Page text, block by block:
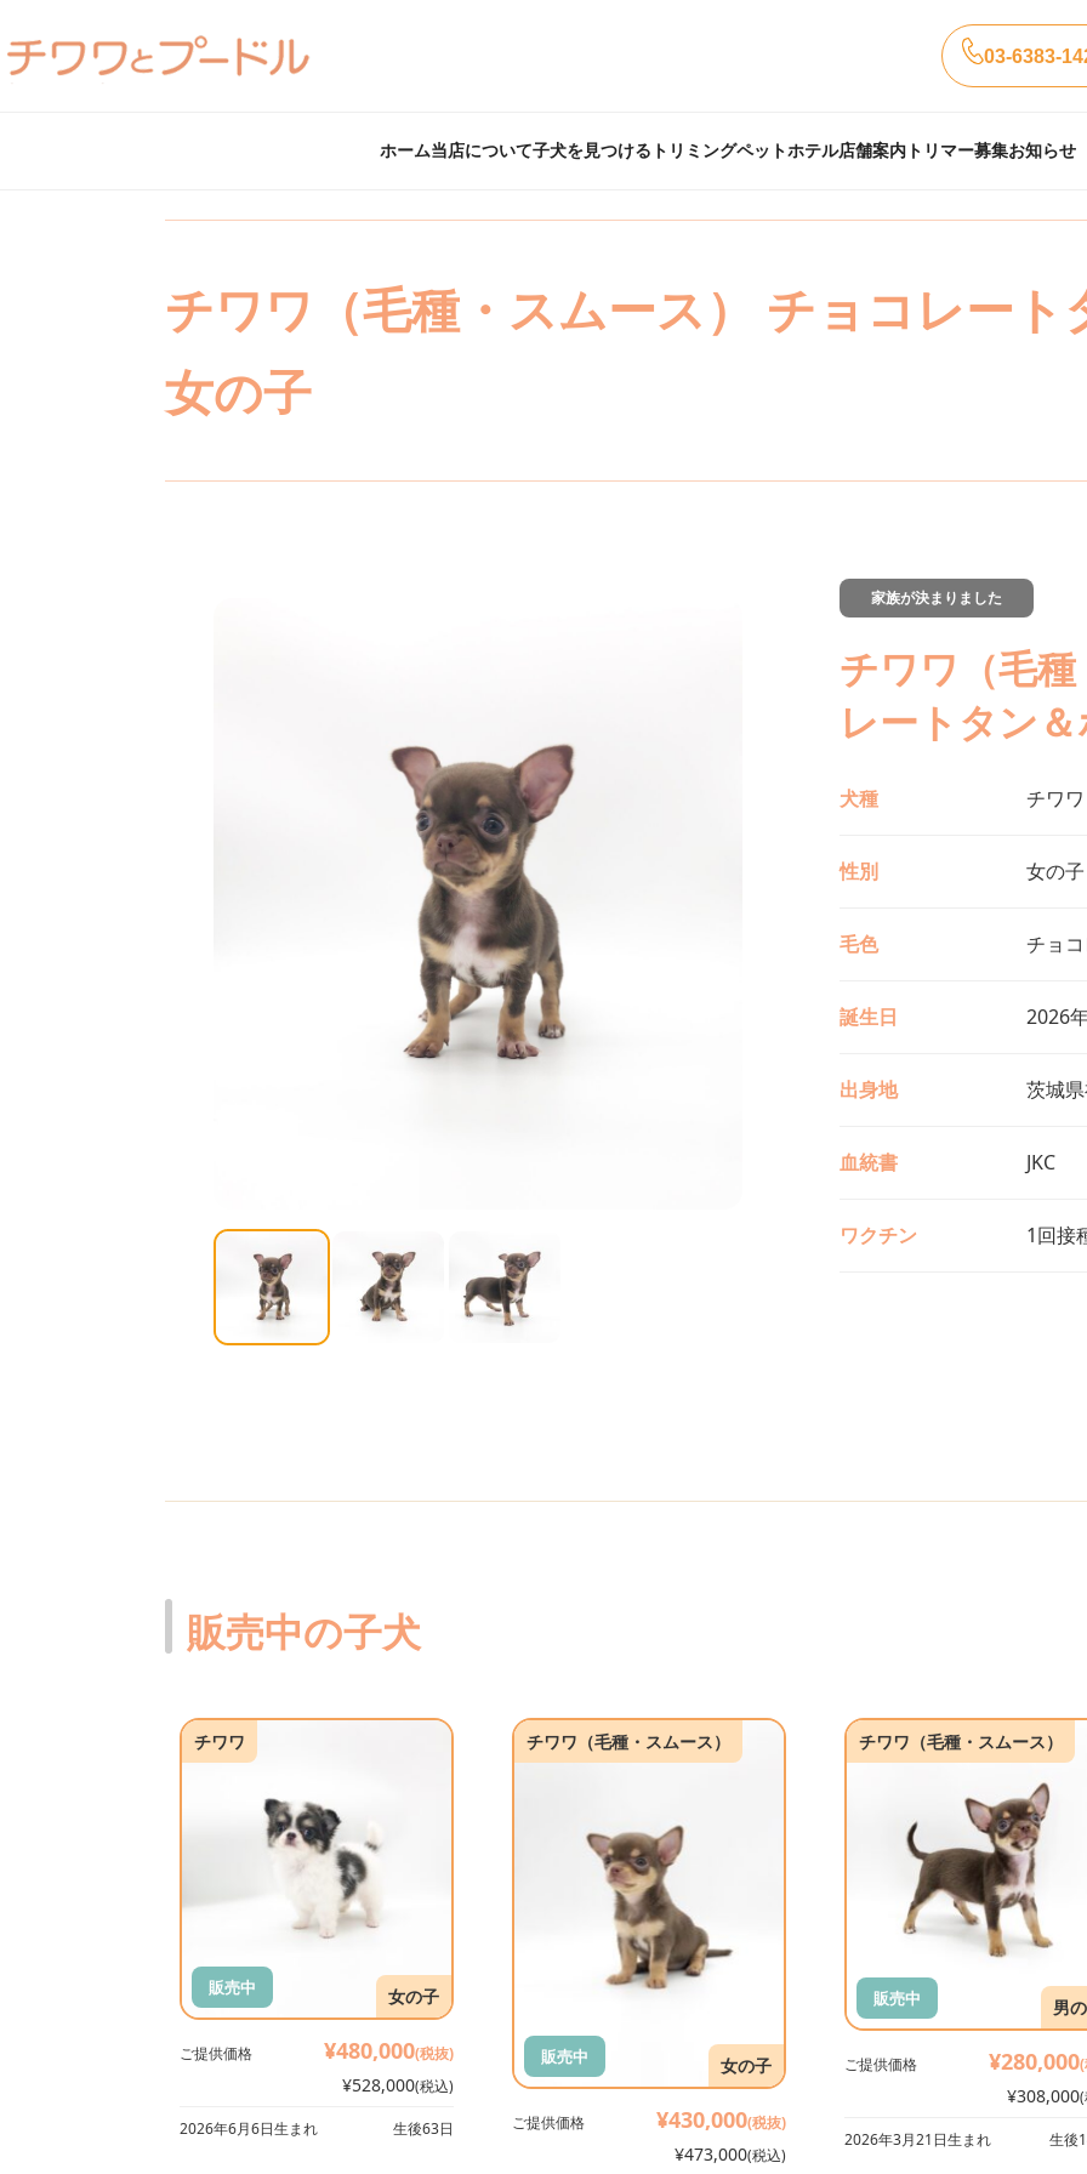
03-6383-
ホーム当店について子犬を見つける トリミングペットホテル店舗案内 トリマー募集お知らせ
チワワ（毛種・スムース） チョコレート
女の子
家族が決まりました
チワワ（毛
レートタン
犬種 チワ
性別 女の子
毛色 チョ
誕生日 2026
出身地 茨城
血統書 JKC
ワクチン 1回接
販売中の子犬
チワワ
販売中 女の子
ご提供価格 ¥480,000(税抜)
¥528,000(税込)
2026年6月6日生まれ 生後63日
チワワ（毛種・スムース）
販売中 女の子
ご提供価格 ¥430,000(税抜)
¥473,000(税込)
チワワ（毛種・スムース）
販売中 男
ご提供価格 ¥280,000
¥308,000
2026年3月21日生まれ 生後